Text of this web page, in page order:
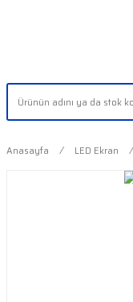
Anasayfa LED Ekran